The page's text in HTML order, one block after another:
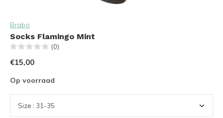
Brabo
Socks Flamingo Mint
(0)
€15,00
Op voorraad